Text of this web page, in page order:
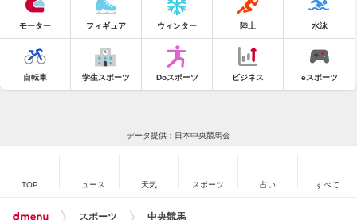
モーター フィギュア ウィンター 陸上 水泳
自転車 学生スポーツ Doスポーツ ビジネス eスポーツ
データ提供：日本中央競馬会
TOP ニュース 天気 スポーツ 占い すべて
スポーツ 中央競馬